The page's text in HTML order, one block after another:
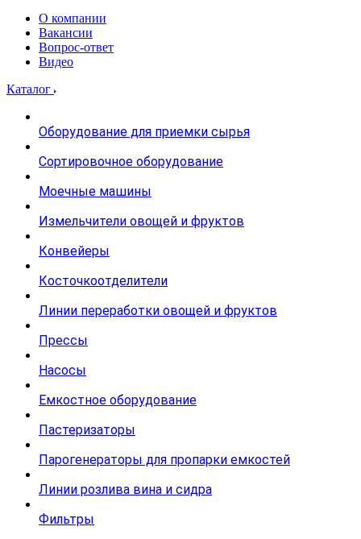
О компании
Вакансии
Вопрос-ответ
Видео
Каталог
Оборудование для приемки сырья
Сортировочное оборудование
Моечные машины
Измельчители овощей и фруктов
Конвейеры
Косточкоотделители
Линии переработки овощей и фруктов
Прессы
Насосы
Емкостное оборудование
Пастеризаторы
Парогенераторы для пропарки емкостей
Линии розлива вина и сидра
Фильтры